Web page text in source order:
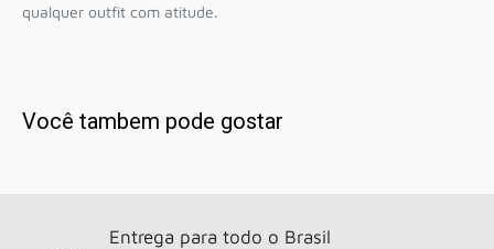
qualquer outfit com atitude.
Você tambem pode gostar
Entrega para todo o Brasil